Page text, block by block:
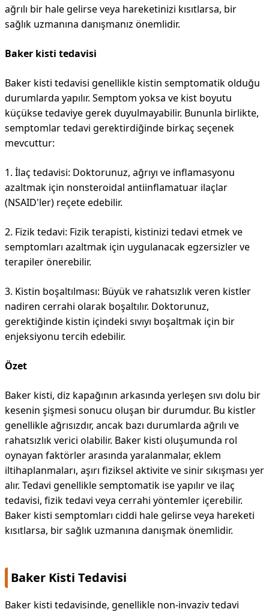
ağrılı bir hale gelirse veya hareketinizi kısıtlarsa, bir
sağlık uzmanına danışmanız önemlidir.
Baker kisti tedavisi
Baker kisti tedavisi genellikle kistin semptomatik olduğu
durumlarda yapılır. Semptom yoksa ve kist boyutu
küçükse tedaviye gerek duyulmayabilir. Bununla birlikte,
semptomlar tedavi gerektirdiğinde birkaç seçenek
mevcuttur:
1. İlaç tedavisi: Doktorunuz, ağrıyı ve inflamasyonu
azaltmak için nonsteroidal antiinflamatuar ilaçlar
(NSAID'ler) reçete edebilir.
2. Fizik tedavi: Fizik terapisti, kistinizi tedavi etmek ve
semptomları azaltmak için uygulanacak egzersizler ve
terapiler önerebilir.
3. Kistin boşaltılması: Büyük ve rahatsızlık veren kistler
nadiren cerrahi olarak boşaltılır. Doktorunuz,
gerektiğinde kistin içindeki sıvıyı boşaltmak için bir
enjeksiyonu tercih edebilir.
Özet
Baker kisti, diz kapağının arkasında yerleşen sıvı dolu bir
kesenin şişmesi sonucu oluşan bir durumdur. Bu kistler
genellikle ağrısızdır, ancak bazı durumlarda ağrılı ve
rahatsızlık verici olabilir. Baker kisti oluşumunda rol
oynayan faktörler arasında yaralanmalar, eklem
iltihaplanmaları, aşırı fiziksel aktivite ve sinir sıkışması yer
alır. Tedavi genellikle semptomatik ise yapılır ve ilaç
tedavisi, fizik tedavi veya cerrahi yöntemler içerebilir.
Baker kisti semptomları ciddi hale gelirse veya hareketi
kısıtlarsa, bir sağlık uzmanına danışmak önemlidir.
Baker Kisti Tedavisi
Baker kisti tedavisinde, genellikle non-invaziv tedavi